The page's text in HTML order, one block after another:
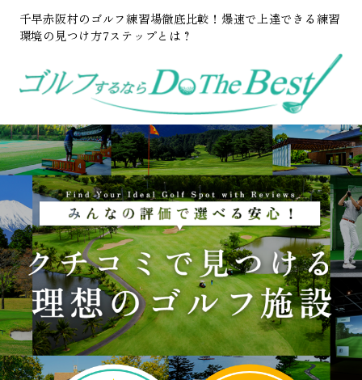
千早赤阪村のゴルフ練習場徹底比較！爆速で上達できる練習
環境の見つけ方7ステップとは？